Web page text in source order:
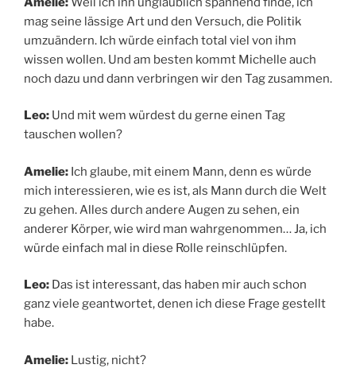
mag seine lässige Art und den Versuch, die Politik
umzuändern. Ich würde einfach total viel von ihm
wissen wollen. Und am besten kommt Michelle auch
noch dazu und dann verbringen wir den Tag zusammen.
Leo: Und mit wem würdest du gerne einen Tag
tauschen wollen?
Amelie: Ich glaube, mit einem Mann, denn es würde
mich interessieren, wie es ist, als Mann durch die Welt
zu gehen. Alles durch andere Augen zu sehen, ein
anderer Körper, wie wird man wahrgenommen… Ja, ich
würde einfach mal in diese Rolle reinschlüpfen.
Leo: Das ist interessant, das haben mir auch schon
ganz viele geantwortet, denen ich diese Frage gestellt
habe.
Amelie: Lustig, nicht?